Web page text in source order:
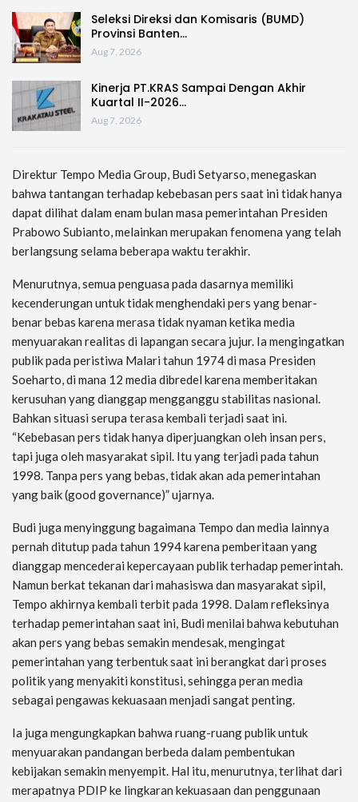
Seleksi Direksi dan Komisaris (BUMD)
Provinsi Banten…
Aug 7, 2026
Kinerja PT.KRAS Sampai Dengan Akhir
Kuartal II-2026…
Aug 7, 2026
Direktur Tempo Media Group, Budi Setyarso, menegaskan
bahwa tantangan terhadap kebebasan pers saat ini tidak hanya
dapat dilihat dalam enam bulan masa pemerintahan Presiden
Prabowo Subianto, melainkan merupakan fenomena yang telah
berlangsung selama beberapa waktu terakhir.
Menurutnya, semua penguasa pada dasarnya memiliki
kecenderungan untuk tidak menghendaki pers yang benar-
benar bebas karena merasa tidak nyaman ketika media
menyuarakan realitas di lapangan secara jujur. Ia mengingatkan
publik pada peristiwa Malari tahun 1974 di masa Presiden
Soeharto, di mana 12 media dibredel karena memberitakan
kerusuhan yang dianggap mengganggu stabilitas nasional.
Bahkan situasi serupa terasa kembali terjadi saat ini.
“Kebebasan pers tidak hanya diperjuangkan oleh insan pers,
tapi juga oleh masyarakat sipil. Itu yang terjadi pada tahun
1998. Tanpa pers yang bebas, tidak akan ada pemerintahan
yang baik (good governance)” ujarnya.
Budi juga menyinggung bagaimana Tempo dan media lainnya
pernah ditutup pada tahun 1994 karena pemberitaan yang
dianggap mencederai kepercayaan publik terhadap pemerintah.
Namun berkat tekanan dari mahasiswa dan masyarakat sipil,
Tempo akhirnya kembali terbit pada 1998. Dalam refleksinya
terhadap pemerintahan saat ini, Budi menilai bahwa kebutuhan
akan pers yang bebas semakin mendesak, mengingat
pemerintahan yang terbentuk saat ini berangkat dari proses
politik yang menyakiti konstitusi, sehingga peran media
sebagai pengawas kekuasaan menjadi sangat penting.
Ia juga mengungkapkan bahwa ruang-ruang publik untuk
menyuarakan pandangan berbeda dalam pembentukan
kebijakan semakin menyempit. Hal itu, menurutnya, terlihat dari
merapatnya PDIP ke lingkaran kekuasaan dan penggunaan